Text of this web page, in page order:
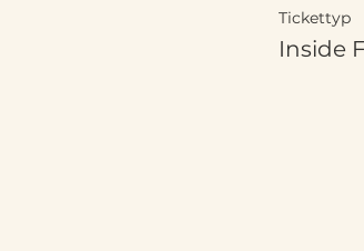
Tickettyp
Inside